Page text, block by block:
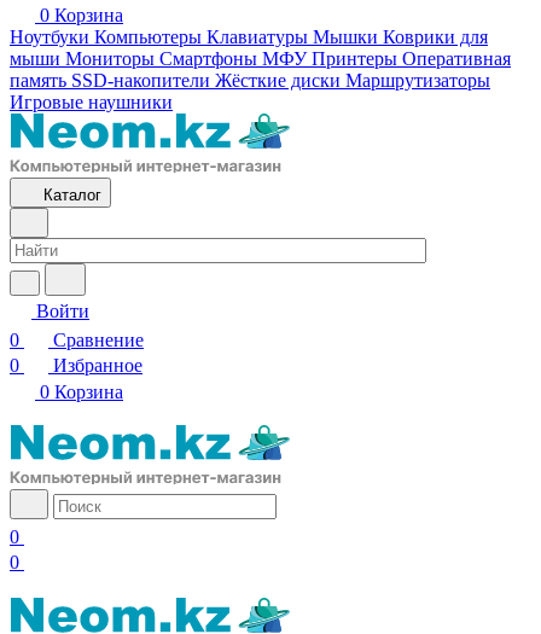
0 Корзина
Ноутбуки Компьютеры Клавиатуры Мышки Коврики для
мыши Мониторы Смартфоны МФУ Принтеры Оперативная
память SSD-накопители Жёсткие диски Маршрутизаторы
Игровые наушники
Каталог
Войти
0
Сравнение
0
Избранное
0 Корзина
0
0